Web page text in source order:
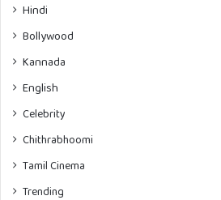
Hindi
Bollywood
Kannada
English
Celebrity
Chithrabhoomi
Tamil Cinema
Trending